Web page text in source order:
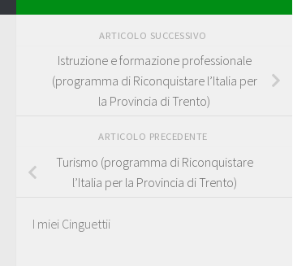
ARTICOLO SUCCESSIVO
Istruzione e formazione professionale
(programma di Riconquistare l’Italia per
la Provincia di Trento)
ARTICOLO PRECEDENTE
Turismo (programma di Riconquistare
l’Italia per la Provincia di Trento)
I miei Cinguettii